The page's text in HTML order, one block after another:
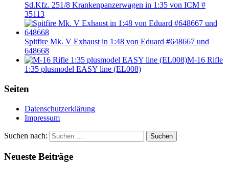
Sd.Kfz. 251/8 Krankenpanzerwagen in 1:35 von ICM #
35113
Spitfire Mk. V Exhaust in 1:48 von Eduard #648667 und
648668
M-16 Rifle
1:35 plusmodel EASY line (EL008)
Seiten
Datenschutzerklärung
Impressum
Suchen nach: Suchen
Neueste Beiträge